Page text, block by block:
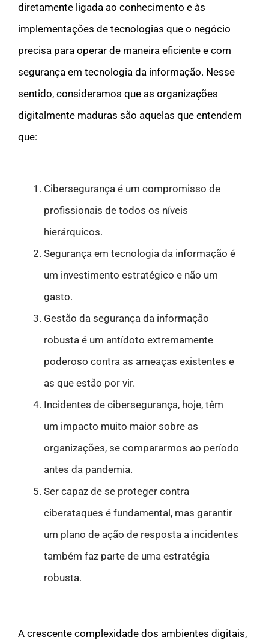
diretamente ligada ao conhecimento e às
implementações de tecnologias que o negócio
precisa para operar de maneira eficiente e com
segurança em tecnologia da informação. Nesse
sentido, consideramos que as organizações
digitalmente maduras são aquelas que entendem
que:
Cibersegurança é um compromisso de
profissionais de todos os níveis
hierárquicos.
Segurança em tecnologia da informação é
um investimento estratégico e não um
gasto.
Gestão da segurança da informação
robusta é um antídoto extremamente
poderoso contra as ameaças existentes e
as que estão por vir.
Incidentes de cibersegurança, hoje, têm
um impacto muito maior sobre as
organizações, se compararmos ao período
antes da pandemia.
Ser capaz de se proteger contra
ciberataques é fundamental, mas garantir
um plano de ação de resposta a incidentes
também faz parte de uma estratégia
robusta.
A crescente complexidade dos ambientes digitais,